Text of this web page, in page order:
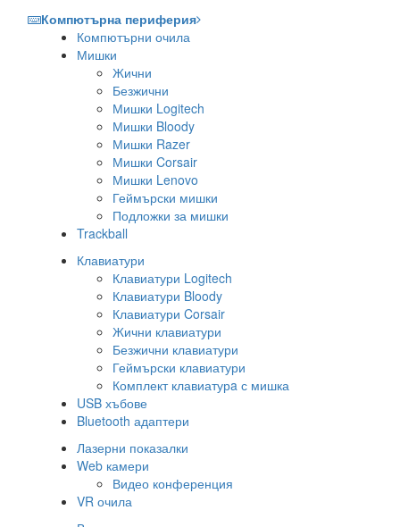
Компютърна периферия
Компютърни очила
Мишки
Жични
Безжични
Мишки Logitech
Мишки Bloody
Мишки Razer
Мишки Corsair
Мишки Lenovo
Геймърски мишки
Подложки за мишки
Trackball
Клавиатури
Клавиатури Logitech
Клавиатури Bloody
Клавиатури Corsair
Жични клавиатури
Безжични клавиатури
Геймърски клавиатури
Комплект клавиатурa с мишка
USB хъбове
Bluetooth адаптери
Лазерни показалки
Web камери
Видео конференция
VR очила